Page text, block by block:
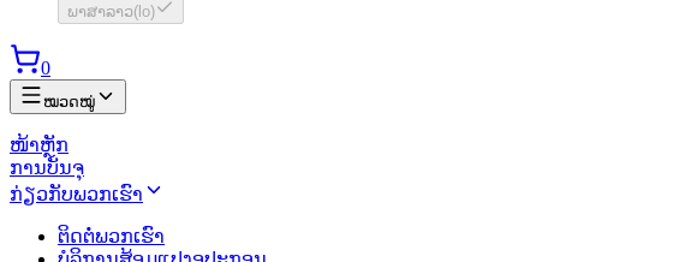
ພາສາລາວ( lo)
0
ໝວດໝູ່
ໜ້າຫຼັກ
ການບັນຈຸ
ກ່ຽວກັບພວກເຮົາ
ຕິດຕໍ່ພວກເຮົາ